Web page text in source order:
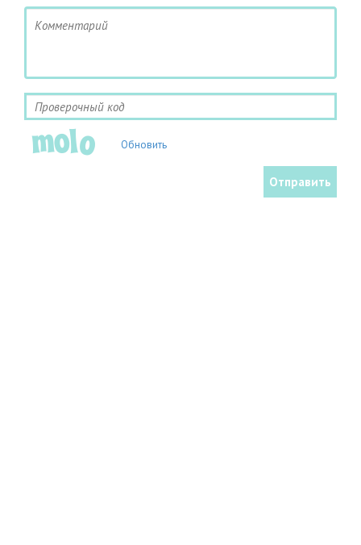
Обновить